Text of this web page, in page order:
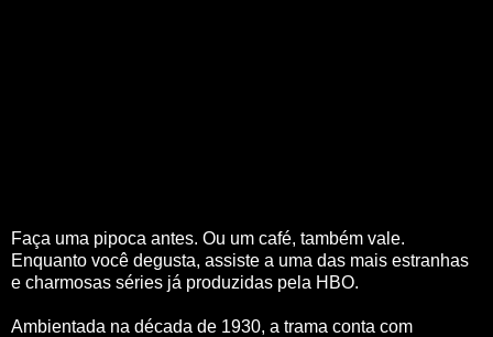
Faça uma pipoca antes. Ou um café, também vale.
Enquanto você degusta, assiste a uma das mais estranhas
e charmosas séries já produzidas pela HBO.
Ambientada na década de 1930, a trama conta com